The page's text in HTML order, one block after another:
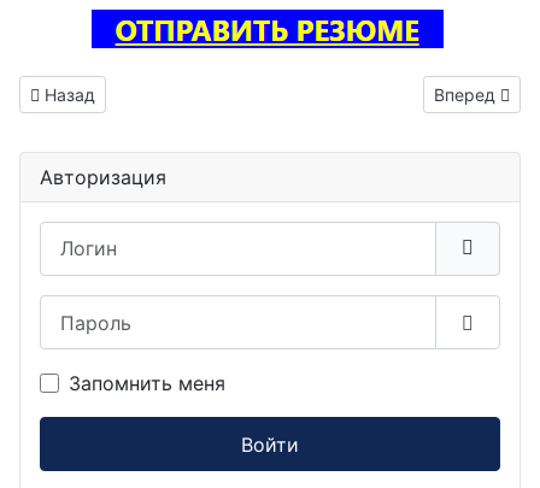
Предыдущий: Инженер трассировщик печатных плат
Назад Следующий:
Вперед
Авторизация
Запомнить меня
Войти